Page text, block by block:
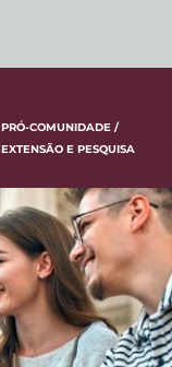
PRÓ-COMUNIDADE /
EXTENSÃO E PESQUISA